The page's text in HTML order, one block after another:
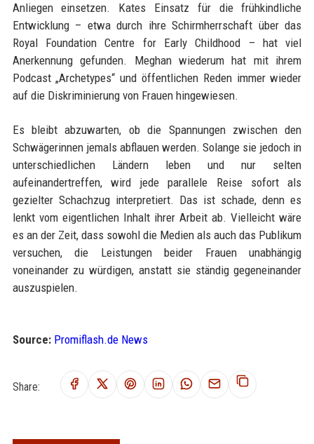
Anliegen einsetzen. Kates Einsatz für die frühkindliche
Entwicklung – etwa durch ihre Schirmherrschaft über das
Royal Foundation Centre for Early Childhood – hat viel
Anerkennung gefunden. Meghan wiederum hat mit ihrem
Podcast „Archetypes“ und öffentlichen Reden immer wieder
auf die Diskriminierung von Frauen hingewiesen.
Es bleibt abzuwarten, ob die Spannungen zwischen den
Schwägerinnen jemals abflauen werden. Solange sie jedoch in
unterschiedlichen Ländern leben und nur selten
aufeinandertreffen, wird jede parallele Reise sofort als
gezielter Schachzug interpretiert. Das ist schade, denn es
lenkt vom eigentlichen Inhalt ihrer Arbeit ab. Vielleicht wäre
es an der Zeit, dass sowohl die Medien als auch das Publikum
versuchen, die Leistungen beider Frauen unabhängig
voneinander zu würdigen, anstatt sie ständig gegeneinander
auszuspielen.
Source: Promiflash.de News
Share: